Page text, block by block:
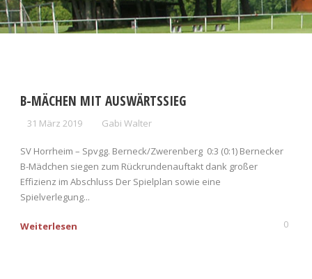
B-MÄCHEN MIT AUSWÄRTSSIEG
31 März 2019 Gabi Walter
SV Horrheim – Spvgg. Berneck/Zwerenberg 0:3 (0:1) Bernecker
B-Mädchen siegen zum Rückrundenauftakt dank großer
Effizienz im Abschluss Der Spielplan sowie eine
Spielverlegung...
Weiterlesen 0